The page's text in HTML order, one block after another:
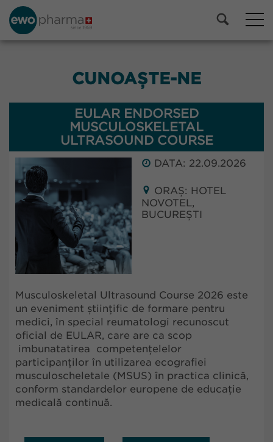
CUNOAȘTE-NE
EULAR ENDORSED
MUSCULOSKELETAL
ULTRASOUND COURSE
DATA: 22.09.2026
ORAȘ: HOTEL
NOVOTEL,
BUCUREȘTI
Musculoskeletal Ultrasound Course 2026 este
un eveniment științific de formare pentru
medici, în special reumatologi recunoscut
oficial de EULAR, care are ca scop
imbunatatirea competențelelor
participanților în utilizarea ecografiei
musculoscheletale (MSUS) în practica clinică,
conform standardelor europene de educație
medicală continuă.